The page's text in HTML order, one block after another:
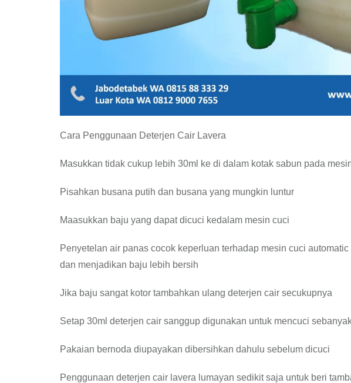
Cara Penggunaan Deterjen Cair Lavera
Masukkan tidak cukup lebih 30ml ke di dalam kotak sabun pada
Pisahkan busana putih dan busana yang mungkin luntur
Maasukkan baju yang dapat dicuci kedalam mesin cuci
Penyetelan air panas cocok keperluan terhadap mesin cuci
dan menjadikan baju lebih bersih
Jika baju sangat kotor tambahkan ulang deterjen cair secukupnya
Setap 30ml deterjen cair sanggup digunakan untuk mencuci
Pakaian bernoda diupayakan dibersihkan dahulu sebelum dicuci
Penggunaan deterjen cair lavera lumayan sedikit saja untuk beri